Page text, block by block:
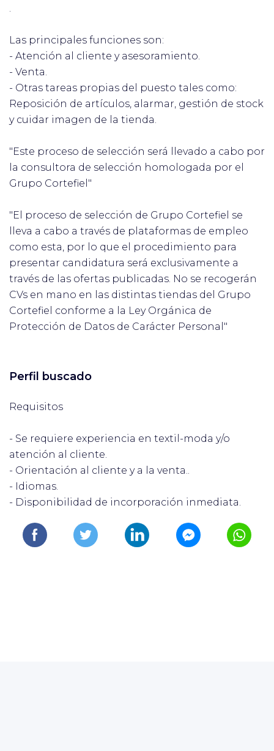
.
Las principales funciones son:
- Atención al cliente y asesoramiento.
- Venta.
- Otras tareas propias del puesto tales como:
Reposición de artículos, alarmar, gestión de stock
y cuidar imagen de la tienda.
"Este proceso de selección será llevado a cabo por
la consultora de selección homologada por el
Grupo Cortefiel"
"El proceso de selección de Grupo Cortefiel se
lleva a cabo a través de plataformas de empleo
como esta, por lo que el procedimiento para
presentar candidatura será exclusivamente a
través de las ofertas publicadas. No se recogerán
CVs en mano en las distintas tiendas del Grupo
Cortefiel conforme a la Ley Orgánica de
Protección de Datos de Carácter Personal"
Perfil buscado
Requisitos
- Se requiere experiencia en textil-moda y/o
atención al cliente.
- Orientación al cliente y a la venta..
- Idiomas.
- Disponibilidad de incorporación inmediata.